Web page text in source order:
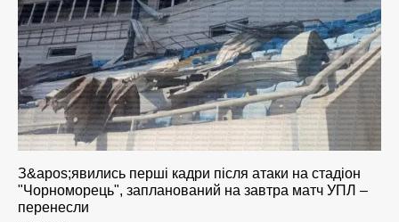
З&apos;явились перші кадри після атаки на стадіон
"Чорноморець", запланований на завтра матч УПЛ –
перенесли